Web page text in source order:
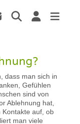
dass man sich in
Gefühlen
sind von
Ablehnung hat,
Kontakte auf, ob
man viele